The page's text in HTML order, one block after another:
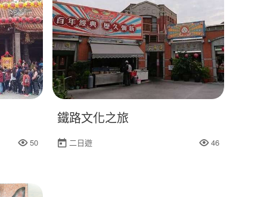
人氣
50
鐵路文化之旅
二日遊
人氣
46